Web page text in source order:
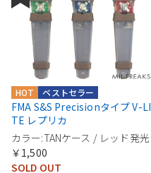
ベストセラー
HOT
FMA S&S Precisionタイプ V-LI
TE レプリカ
カラー:TANケース / レッド発光
￥1,500
SOLD OUT